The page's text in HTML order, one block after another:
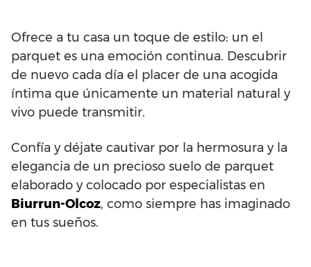
Ofrece a tu casa un toque de estilo: un el
parquet es una emoción continua. Descubrir
de nuevo cada día el placer de una acogida
íntima que únicamente un material natural y
vivo puede transmitir.
Confía y déjate cautivar por la hermosura y la
elegancia de un precioso suelo de parquet
elaborado y colocado por especialistas en
Biurrun-Olcoz, como siempre has imaginado
en tus sueños.